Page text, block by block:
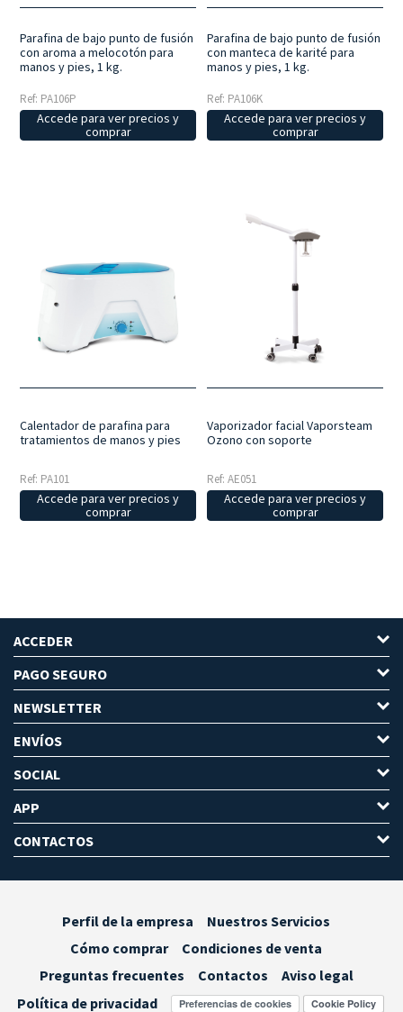
Parafina de bajo punto de fusión
con aroma a melocotón para
manos y pies, 1 kg.
Ref: PA106P
Accede para ver precios y
comprar
Parafina de bajo punto de fusión
con manteca de karité para
manos y pies, 1 kg.
Ref: PA106K
Accede para ver precios y
comprar
Calentador de parafina para
tratamientos de manos y pies
Ref: PA101
Accede para ver precios y
comprar
Vaporizador facial Vaporsteam
Ozono con soporte
Ref: AE051
Accede para ver precios y
comprar
ACCEDER
PAGO SEGURO
NEWSLETTER
ENVÍOS
SOCIAL
APP
CONTACTOS
Perfil de la empresa
Nuestros Servicios
Cómo comprar
Condiciones de venta
Preguntas frecuentes
Contactos
Aviso legal
Política de privacidad
Preferencias de cookies